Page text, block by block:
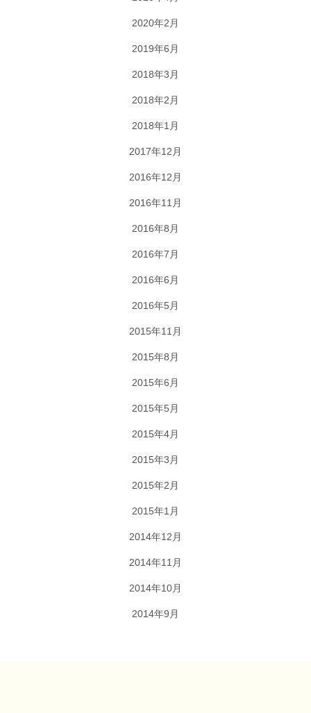
2020年2月
2019年6月
2018年3月
2018年2月
2018年1月
2017年12月
2016年12月
2016年11月
2016年8月
2016年7月
2016年6月
2016年5月
2015年11月
2015年8月
2015年6月
2015年5月
2015年4月
2015年3月
2015年2月
2015年1月
2014年12月
2014年11月
2014年10月
2014年9月